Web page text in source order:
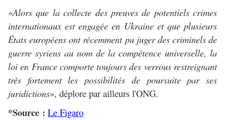
«Alors que la collecte des preuves de potentiels crimes
internationaux est engagée en Ukraine et que plusieurs
États européens ont récemment pu juger des criminels de
guerre syriens au nom de la compétence universelle, la
loi en France comporte toujours des verrous restreignant
très fortement les possibilités de poursuite par ses
juridictions», déplore par ailleurs l'ONG.
*Source : Le Figaro